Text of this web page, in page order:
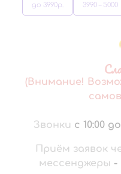
до 3990р. 3990 – 5000
(Внимание!
Звонки с 10:00
Приём заявок
мессенджеры -